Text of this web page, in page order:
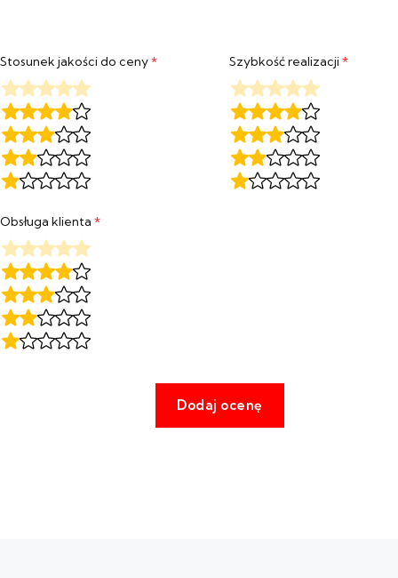
Stosunek jakości do ceny* Szybkość realizacji*
Obsługa klienta *